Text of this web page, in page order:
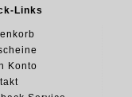
Links
Konto